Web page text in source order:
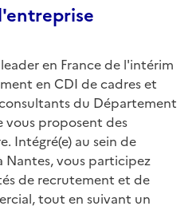
en France de l'intérim
en CDI de cadres et
du Département
vous proposent des
Intégré(e) au sein de
Nantes, vous participez
de recrutement et de
tout en suivant un